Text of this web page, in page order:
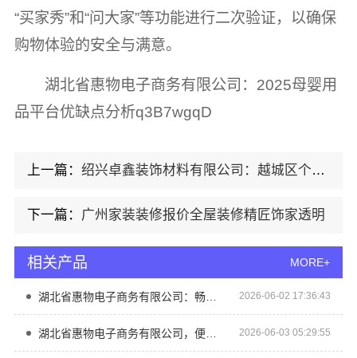
“买家秀”和“问大家”等功能进行二次验证，以确保
购物体验的安全与满意。
湖北省惠物电子商务有限公司：2025母婴用
品平台优缺点分析q3B7wgqD
上一篇：绍兴卓鑫装饰材料有限公司：越城区个性化家装质量有保障
下一篇： 广州家装装修报价全屋装修精匠饰家透明
相关产品 MORE+
湖北省惠物电子商务有限公司：畅销生鲜食品软件功能大揭秘 2026-06-02 17:36:43
湖北省惠物电子商务有限公司，便宜数码家电平台到底好不好 2026-06-03 05:29:55